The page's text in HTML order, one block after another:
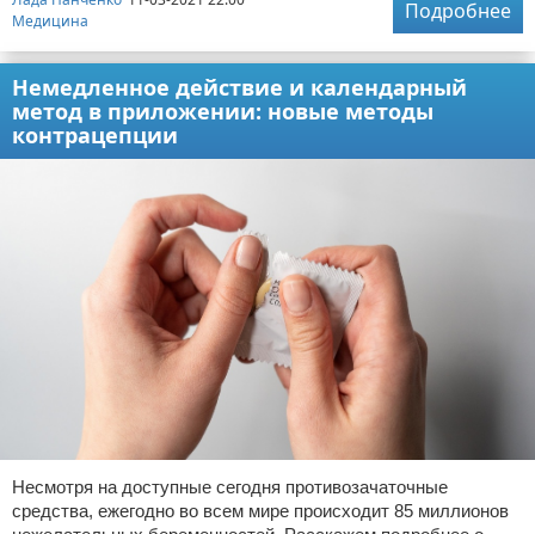
Медицина
Подробнее
Немедленное действие и календарный
метод в приложении: новые методы
контрацепции
Несмотря на доступные сегодня противозачаточные
средства, ежегодно во всем мире происходит 85 миллионов